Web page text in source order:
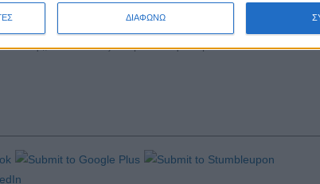
ΔΙΑΦΩΝΩ
από ανθρώπους. Η πανδημία συνέβαλε,
τόσο μεγαλύτερη απομόνωση, όσο και μοναξιά. Το
αλκοόλ κ.ά.) θα φανεί στην πορεία.